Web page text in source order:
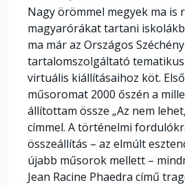
Nagy örömmel megyek ma is
magyarórákat tartani
ma már az Országos
tartalomszolgáltató
virtuális kiállításaihoz köt.
műsoromat 2000 őszén a
állítottam össze „Az nem
címmel. A történelmi
összeállítás – az elmúlt
újabb műsorok mellett –
Jean Racine Phaedra című